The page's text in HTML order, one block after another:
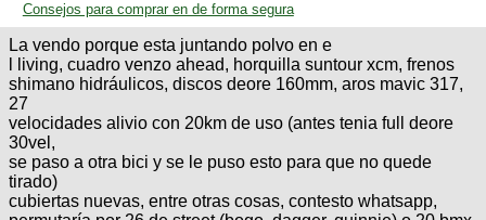
Viajes
Descenso
BMX
Ruta,
triatlon
Buscar
Ultimos
Fotos
Categorias
COMPRO
CANJE
Bicicletas
Tandem
Freerider
TÃ©cnica
MecÃ¡nica
Videos
Cicloturismo
Salidas
Operadores
de
cicloturismo
Usuarios
Ãšltimos
Consejos para comprar en de forma segura
La vendo porque esta juntando polvo en e
l living, cuadro venzo ahead, horquilla suntour xcm, frenos
shimano hidráulicos, discos deore 160mm, aros mavic 317,
27
velocidades alivio con 20km de uso (antes tenia full deore
30vel,
se paso a otra bici y se le puso esto para que no quede
tirado)
cubiertas nuevas, entre otras cosas, contesto whatsapp,